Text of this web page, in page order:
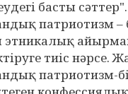
басты
патриотизм –
этникалық
тиіс нәрсе.
патриотизм-